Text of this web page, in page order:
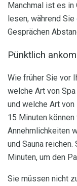
Manchmal ist es
lesen, während Sie
Gesprächen
Pünktlich
Wie früher Sie vor
welche Art von
und welche Art von
15 Minuten
Annehmlichkeiten
und Sauna
Minuten, um den
Sie müssen nicht